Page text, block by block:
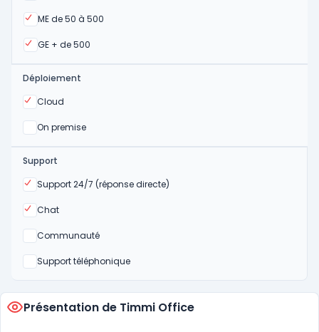
ME de 50 à 500
Oui
GE + de 500
Oui
Déploiement
Cloud
Oui
On premise
Oui
Support
Support 24/7 (réponse directe)
Oui
Chat
Oui
Communauté
Non
Support téléphonique
Non
Présentation de Timmi Office